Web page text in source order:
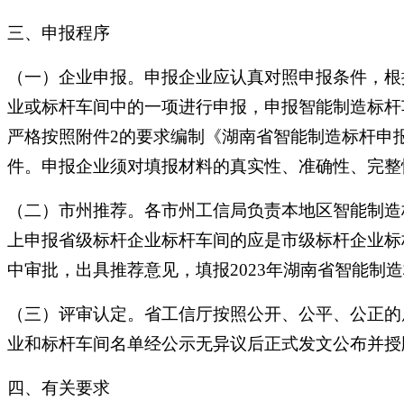
三、申报程序
（一）企业申报。申报企业应认真对照申报条件，
业或标杆车间中的一项进行申报，申报智能制造标
严格按照附件2的要求编制《湖南省智能制造标杆
件。申报企业须对填报材料的真实性、准确性、完
（二）市州推荐。各市州工信局负责本地区智能制
上申报省级标杆企业标杆车间的应是市级标杆企业
中审批，出具推荐意见，填报2023年湖南省智能制
（三）评审认定。省工信厅按照公开、公平、公正
业和标杆车间名单经公示无异议后正式发文公布并
四、有关要求